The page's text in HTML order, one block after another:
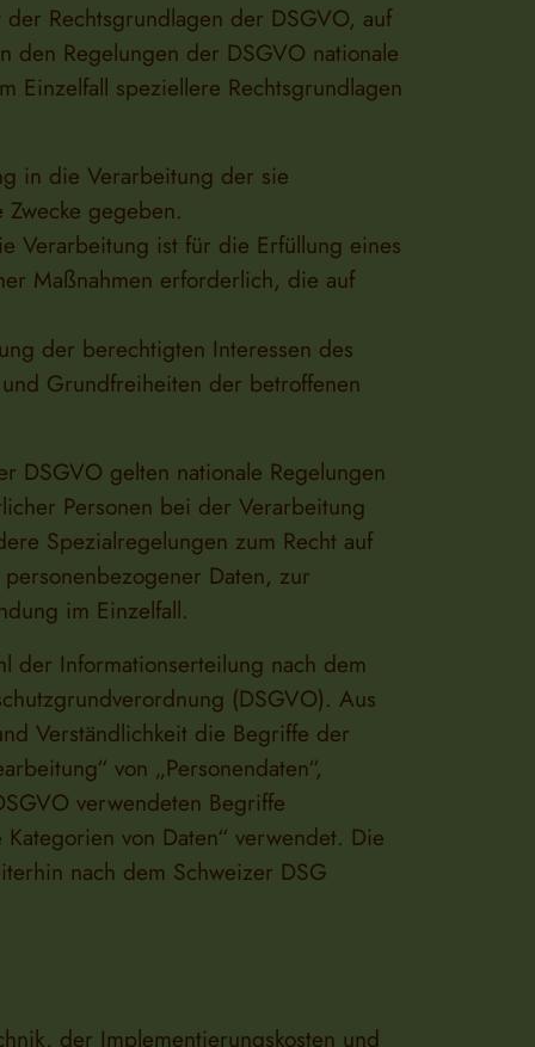
Rechtsgrundlagen der DSGVO, auf
den Regelungen der DSGVO nationale
Einzelfall speziellere Rechtsgrundlagen
in die Verarbeitung der sie
gegeben.
Verarbeitung ist für die Erfüllung eines
Maßnahmen erforderlich, die auf
der berechtigten Interessen des
Grundfreiheiten der betroffenen
DSGVO gelten nationale Regelungen
Personen bei der Verarbeitung
Spezialregelungen zum Recht auf
Daten, zur
im Einzelfall.
der Informationserteilung nach dem
(DSGVO). Aus
Verständlichkeit die Begriffe der
von „Personendaten“,
verwendeten Begriffe
von Daten“ verwendet. Die
nach dem Schweizer DSG
der Implementierungskosten und